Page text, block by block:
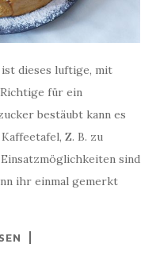
dieses luftige, mit
für ein
bestäubt kann es
Z. B. zu
sind
ihr einmal gemerkt